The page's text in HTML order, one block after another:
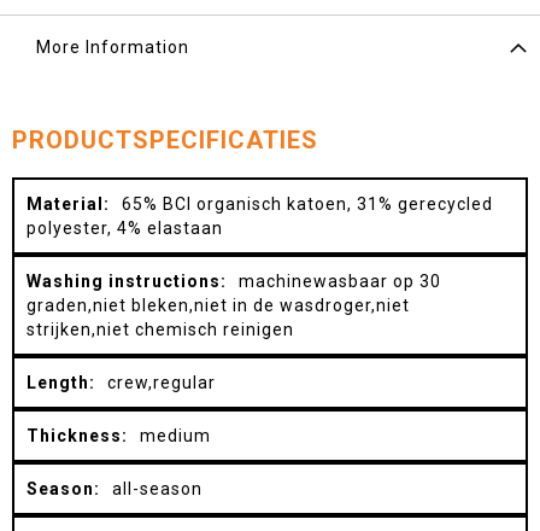
More Information
PRODUCTSPECIFICATIES
Information
65% BCI organisch katoen, 31% gerecycled
polyester, 4% elastaan
machinewasbaar op 30
graden,niet bleken,niet in de wasdroger,niet
strijken,niet chemisch reinigen
crew,regular
medium
all-season